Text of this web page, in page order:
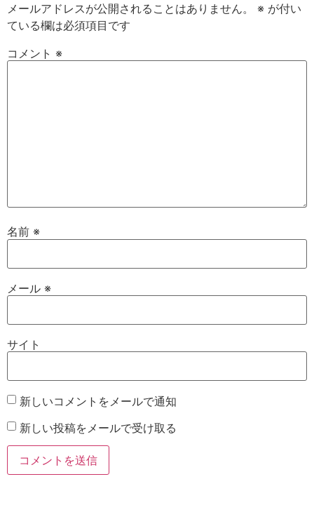
メールアドレスが公開されることはありません。 ※ が付い
ている欄は必須項目です
コメント ※
名前 ※
メール ※
サイト
新しいコメントをメールで通知
新しい投稿をメールで受け取る